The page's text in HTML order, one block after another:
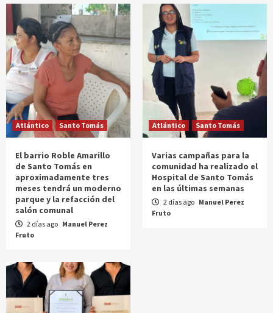
Atlántico Santo Tomás
El barrio Roble Amarillo
de Santo Tomás en
aproximadamente tres
meses tendrá un moderno
parque y la refacción del
salón comunal
2 días ago Manuel Perez
Fruto
Atlántico Santo Tomás
Varias campañas para la
comunidad ha realizado el
Hospital de Santo Tomás
en las últimas semanas
2 días ago Manuel Perez
Fruto